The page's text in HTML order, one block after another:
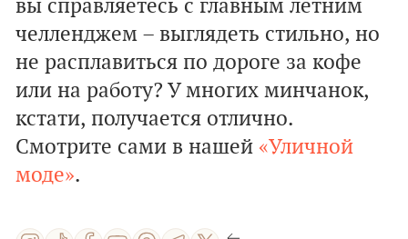
вы справляетесь с главным летним
челленджем – выглядеть стильно, но
не расплавиться по дороге за кофе
или на работу? У многих минчанок,
кстати, получается отлично.
Смотрите сами в нашей «Уличной
моде».